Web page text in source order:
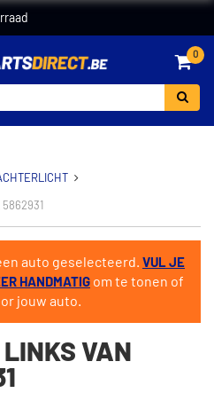
0
auto geselecteerd. VUL JE
HANDMATIG om te tonen of
jouw auto.
VAN